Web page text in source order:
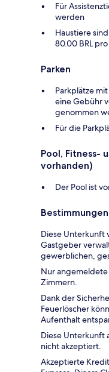
Für
werden
Haustiere
80.00 BRL
Parken
Parkplätze
eine Gebühr
genommen
Für die
Pool, Fitness-
vorhanden)
Der Pool ist
Bestimmungen
Diese Unterkunft
Gastgeber
gewerblichen,
Nur
Zimmern.
Dank der
Feuerlöscher
Aufenthalt
Diese Unterkunft
nicht akzeptiert.
Akzeptierte